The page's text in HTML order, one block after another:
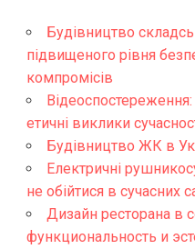
Будівництво
підвищеного рівня
компромісів
Відеоспостереження:
етичні виклики
Будівництво ЖК в
Електричні
не обійтися в сучасних
Дизайн ресторана в
функциональность и